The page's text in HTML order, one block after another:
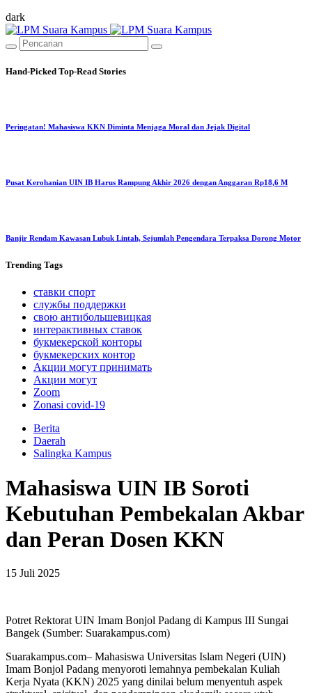
dark
Hand-Picked Top-Read Stories
Peringatan! Mahasiswa KKN Diminta Menjaga Moral dan Jejak Digital
Pusat Kerohanian UIN IB Harus Rampung Akhir 2026 dengan Anggaran Rp18,6 M
Banjir Rendam Kawasan Lubuk Lintah, Sejumlah Pengendara Terpaksa Dorong Motor
Trending Tags
ставки спорт
службы поддержки
свою антибольшевицкая
интерактивных ставок
букмекерской конторы
букмекерских контор
Акции могут принимать
Акции могут
Zoom
Zonasi covid-19
Berita
Daerah
Salingka Kampus
Mahasiswa UIN IB Soroti
Kebutuhan Pembekalan Akbar
dan Peran Dosen KKN
15 Juli 2025
Potret Rektorat UIN Imam Bonjol Padang di Kampus III Sungai
Bangek (Sumber: Suarakampus.com)
Suarakampus.com– Mahasiswa Universitas Islam Negeri (UIN)
Imam Bonjol Padang menyoroti lemahnya pembekalan Kuliah
Kerja Nyata (KKN) 2025 yang dinilai belum menyentuh aspek